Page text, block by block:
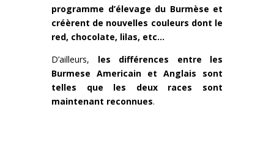
programme d’élevage du Burmèse et
créèrent de nouvelles couleurs dont le
red, chocolate, lilas, etc…
D’ailleurs, les différences entre les
Burmese Americain et Anglais sont
telles que les deux races sont
maintenant reconnues.